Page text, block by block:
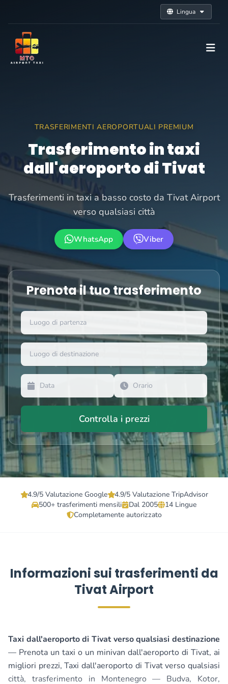
Lingua
TRASFERIMENTI AEROPORTUALI PREMIUM
Trasferimento in taxi
dall'aeroporto di Tivat
Trasferimenti in taxi a basso costo da Tivat Airport
verso qualsiasi città
WhatsApp Viber
Prenota il tuo trasferimento
4.9/5 Valutazione Google
4.9/5 Valutazione TripAdvisor
500+ trasferimenti mensili
Dal 2005
14 Lingue
Completamente autorizzato
Informazioni sui trasferimenti da
Tivat Airport
Taxi dall'aeroporto di Tivat verso qualsiasi destinazione
— Prenota un taxi o un minivan dall'aeroporto di Tivat, ai
migliori prezzi, Taxi dall'aeroporto di Tivat verso qualsiasi
città, trasferimento in Montenegro — Budva, Kotor,